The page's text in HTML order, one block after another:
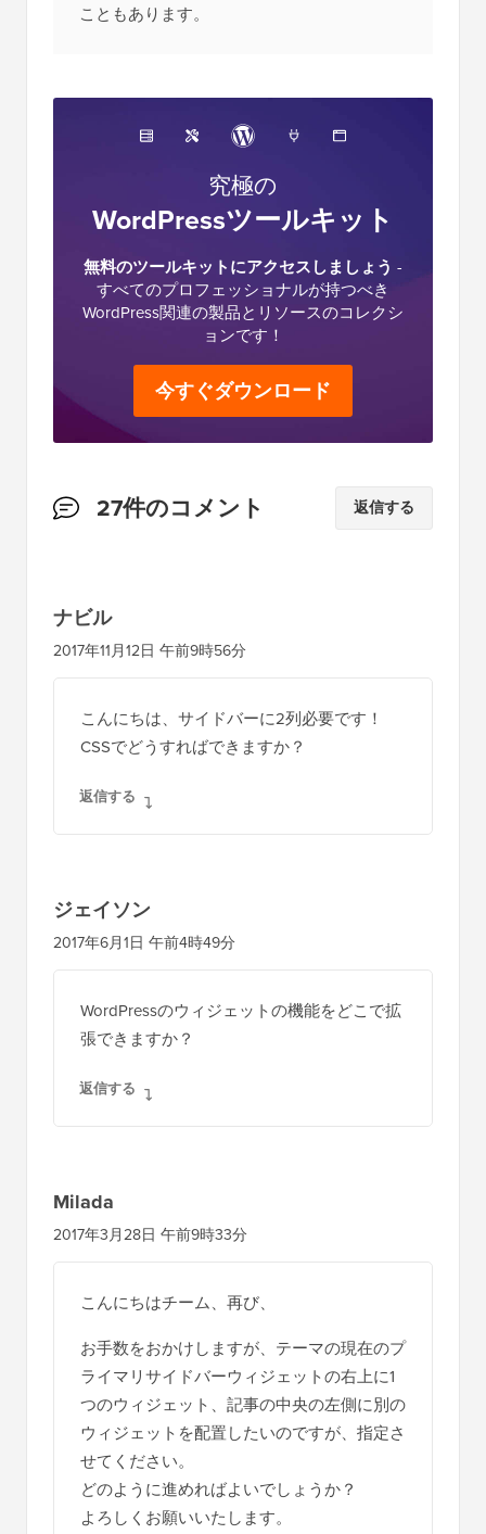
こともあります。
究極の
WordPressツールキット
無料のツールキットにアクセスしましょう -
すべてのプロフェッショナルが持つべき
WordPress関連の製品とリソースのコレクシ
ョンです！
今すぐダウンロード
読
の
イ
ン
ョ
27件のコメント 返信する
ナビル
2017年11月12日 午前9時56分
こんにちは、サイドバーに2列必要です！
CSSでどうすればできますか？
返信する
ジェイソン
2017年6月1日 午前4時49分
WordPressのウィジェットの機能をどこで拡
張できますか？
返信する
Milada
2017年3月28日 午前9時33分
こんにちはチーム、再び、
お手数をおかけしますが、テーマの現在のプ
ライマリサイドバーウィジェットの右上に1
つのウィジェット、記事の中央の左側に別の
ウィジェットを配置したいのですが、指定さ
せてください。
どのように進めればよいでしょうか？
よろしくお願いいたします。